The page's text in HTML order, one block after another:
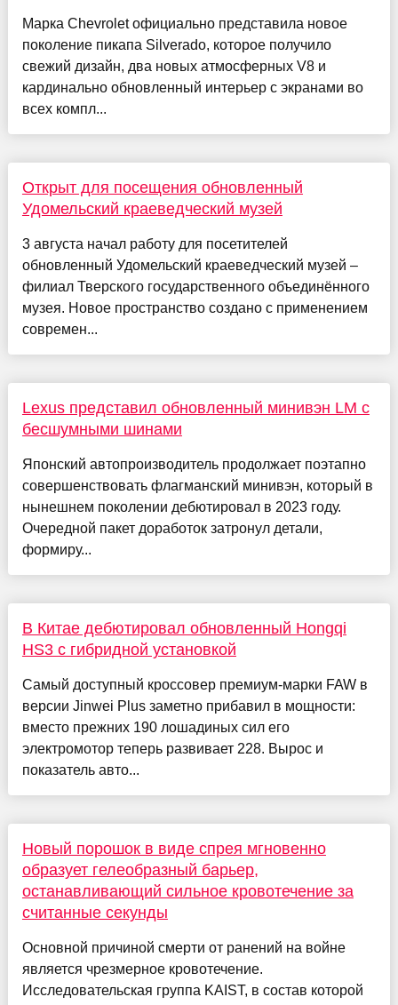
Марка Chevrolet официально представила новое
поколение пикапа Silverado, которое получило
свежий дизайн, два новых атмосферных V8 и
кардинально обновленный интерьер с экранами во
всех компл...
Открыт для посещения обновленный
Удомельский краеведческий музей
3 августа начал работу для посетителей
обновленный Удомельский краеведческий музей –
филиал Тверского государственного объединённого
музея. Новое пространство создано с применением
современ...
Lexus представил обновленный минивэн LM с
бесшумными шинами
Японский автопроизводитель продолжает поэтапно
совершенствовать флагманский минивэн, который в
нынешнем поколении дебютировал в 2023 году.
Очередной пакет доработок затронул детали,
формиру...
В Китае дебютировал обновленный Hongqi
HS3 с гибридной установкой
Самый доступный кроссовер премиум-марки FAW в
версии Jinwei Plus заметно прибавил в мощности:
вместо прежних 190 лошадиных сил его
электромотор теперь развивает 228. Вырос и
показатель авто...
Новый порошок в виде спрея мгновенно
образует гелеобразный барьер,
останавливающий сильное кровотечение за
считанные секунды
Основной причиной смерти от ранений на войне
является чрезмерное кровотечение.
Исследовательская группа KAIST, в состав которой